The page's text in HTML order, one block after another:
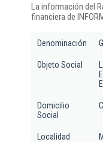
La información del
financiera de
Denominación
Objeto Social
Domicilio
Social
Localidad